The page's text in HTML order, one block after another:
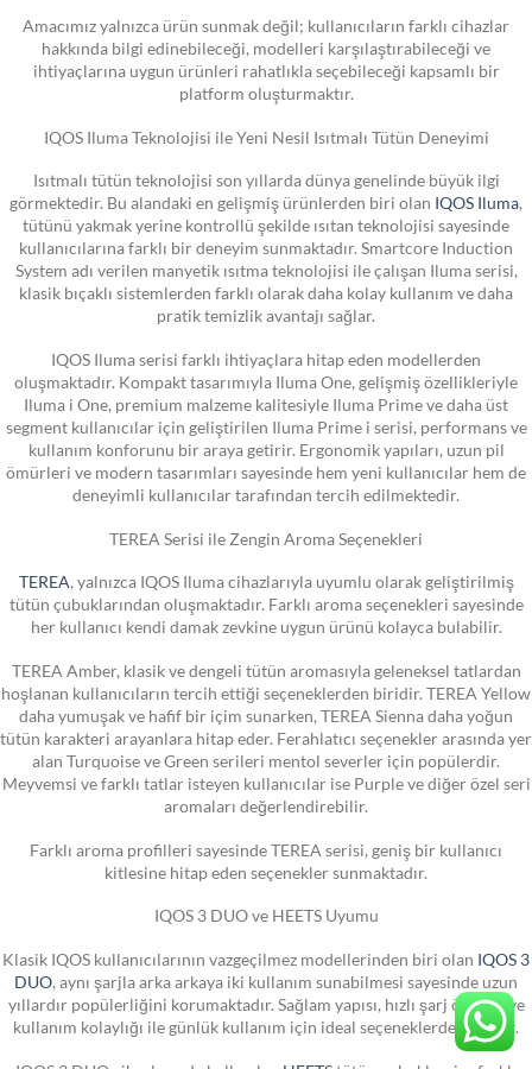
Amacımız yalnızca ürün sunmak değil; kullanıcıların farklı cihazlar
hakkında bilgi edinebileceği, modelleri karşılaştırabileceği ve
ihtiyaçlarına uygun ürünleri rahatlıkla seçebileceği kapsamlı bir
platform oluşturmaktır.
IQOS Iluma Teknolojisi ile Yeni Nesil Isıtmalı Tütün Deneyimi
Isıtmalı tütün teknolojisi son yıllarda dünya genelinde büyük ilgi
görmektedir. Bu alandaki en gelişmiş ürünlerden biri olan IQOS Iluma,
tütünü yakmak yerine kontrollü şekilde ısıtan teknolojisi sayesinde
kullanıcılarına farklı bir deneyim sunmaktadır. Smartcore Induction
System adı verilen manyetik ısıtma teknolojisi ile çalışan Iluma serisi,
klasik bıçaklı sistemlerden farklı olarak daha kolay kullanım ve daha
pratik temizlik avantajı sağlar.
IQOS Iluma serisi farklı ihtiyaçlara hitap eden modellerden
oluşmaktadır. Kompakt tasarımıyla Iluma One, gelişmiş özellikleriyle
Iluma i One, premium malzeme kalitesiyle Iluma Prime ve daha üst
segment kullanıcılar için geliştirilen Iluma Prime i serisi, performans ve
kullanım konforunu bir araya getirir. Ergonomik yapıları, uzun pil
ömürleri ve modern tasarımları sayesinde hem yeni kullanıcılar hem de
deneyimli kullanıcılar tarafından tercih edilmektedir.
TEREA Serisi ile Zengin Aroma Seçenekleri
TEREA, yalnızca IQOS Iluma cihazlarıyla uyumlu olarak geliştirilmiş
tütün çubuklarından oluşmaktadır. Farklı aroma seçenekleri sayesinde
her kullanıcı kendi damak zevkine uygun ürünü kolayca bulabilir.
TEREA Amber, klasik ve dengeli tütün aromasıyla geleneksel tatlardan
hoşlanan kullanıcıların tercih ettiği seçeneklerden biridir. TEREA Yellow
daha yumuşak ve hafif bir içim sunarken, TEREA Sienna daha yoğun
tütün karakteri arayanlara hitap eder. Ferahlatıcı seçenekler arasında yer
alan Turquoise ve Green serileri mentol severler için popülerdir.
Meyvemsi ve farklı tatlar isteyen kullanıcılar ise Purple ve diğer özel seri
aromaları değerlendirebilir.
Farklı aroma profilleri sayesinde TEREA serisi, geniş bir kullanıcı
kitlesine hitap eden seçenekler sunmaktadır.
IQOS 3 DUO ve HEETS Uyumu
Klasik IQOS kullanıcılarının vazgeçilmez modellerinden biri olan IQOS 3
DUO, aynı şarjla arka arkaya iki kullanım sunabilmesi sayesinde uzun
yıllardır popülerliğini korumaktadır. Sağlam yapısı, hızlı şarj özelliği ve
kullanım kolaylığı ile günlük kullanım için ideal seçeneklerden biridir.